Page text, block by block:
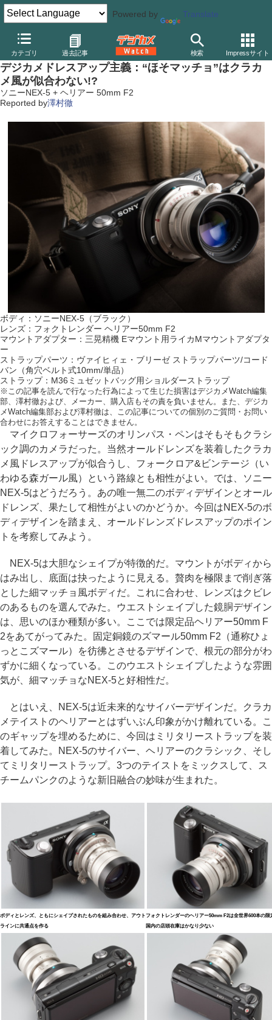
Powered by Translate
カテゴリ 過去記事 検索 Impressサイト
デジカメ Watch レンズ 交換レンズ フォクトレンダー
デジカメドレスアップ主義：“ほそマッチョ”はクラカ
メ風が似合わない!?
ソニーNEX-5 + ヘリアー 50mm F2
Reported by澤村徹
ボディ：ソニーNEX-5（ブラック）
レンズ：フォクトレンダー ヘリアー50mm F2
マウントアダプター：三晃精機 Eマウント用ライカMマウントアダプタ
ー
ストラップパーツ：ヴァイヒィェ・ブリーゼ ストラップパーツ/コード
バン（角穴ベルト式10mm/単品）
ストラップ：M36ミュゼットバッグ用ショルダーストラップ
※この記事を読んで行なった行為によって生じた損害はデジカメWatch編集
部、澤村徹および、メーカー、購入店もその責を負いません。また、デジカ
メWatch編集部および澤村徹は、この記事についての個別のご質問・お問い
合わせにお答えすることはできません。
マイクロフォーサーズのオリンパス・ペンはそもそもクラシ
ック調のカメラだった。当然オールドレンズを装着したクラカ
メ風ドレスアップが似合うし、フォークロア&ビンテージ（い
わゆる森ガール風）という路線とも相性がよい。では、ソニー
NEX-5はどうだろう。あの唯一無二のボディデザインとオール
ドレンズ、果たして相性がよいのかどうか。今回はNEX-5のボ
ディデザインを踏まえ、オールドレンズドレスアップのポイン
トを考察してみよう。
NEX-5は大胆なシェイプが特徴的だ。マウントがボディから
はみ出し、底面は抉ったように見える。贅肉を極限まで削ぎ落
とした細マッチョ風ボディだ。これに合わせ、レンズはクビレ
のあるものを選んでみた。ウエストシェイプした鏡胴デザイン
は、思いのほか種類が多い。ここでは限定品ヘリアー50mm F
2をあてがってみた。固定銅鏡のズマール50mm F2（通称ひょ
っとこズマール）を彷彿とさせるデザインで、根元の部分がわ
ずかに細くなっている。このウエストシェイプしたような雰囲
気が、細マッチョなNEX-5と好相性だ。
とはいえ、NEX-5は近未来的なサイバーデザインだ。クラカ
メテイストのヘリアーとはずいぶん印象がかけ離れている。こ
のギャップを埋めるために、今回はミリタリーストラップを装
着してみた。NEX-5のサイバー、ヘリアーのクラシック、そし
てミリタリーストラップ。3つのテイストをミックスして、ス
チームパンクのような新旧融合の妙味が生まれた。
ボディとレンズ、ともにシェイプされたものを組み合わせ、アウト
ラインに共通点を作る
フォクトレンダーのヘリアー50mm F2は全世界600本の限
国内の店頭在庫はかなり少ない